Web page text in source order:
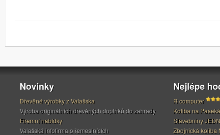
Novinky
Dřevěné výrobky z Valašska
Výroba originálních dřevěných doplňků do zahrady
Firemní nabídky
Valašská infofirma o řemeslnících
Nejlépe
R computer
Koliba na
Stavebniny
Zbojnická koliba